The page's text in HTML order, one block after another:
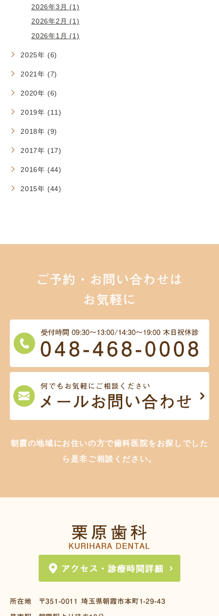
2026年3月 (1)
2026年2月 (1)
2026年1月 (1)
2025年 (6)
2021年 (7)
2020年 (6)
2019年 (11)
2018年 (9)
2017年 (17)
2016年 (44)
2015年 (44)
ご予約・お問い合わせは
お気軽に
朝霞の地域にお住いの方で歯科医院をお探しでした
ら是非ご相談ください。
所在地 〒351-0011 埼玉県朝霞市本町1-29-43